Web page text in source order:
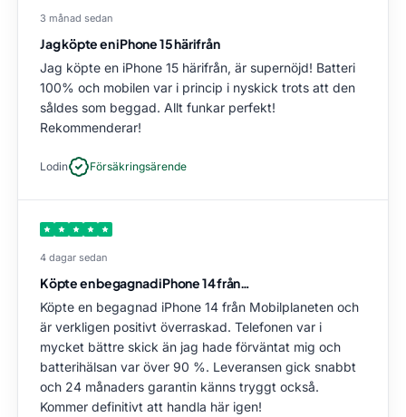
3 månad sedan
Jag köpte en iPhone 15 härifrån
Jag köpte en iPhone 15 härifrån, är supernöjd! Batteri
100% och mobilen var i princip i nyskick trots att den
såldes som beggad. Allt funkar perfekt!
Rekommenderar!
Lodin Försäkringsärende
4 dagar sedan
Köpte en begagnad iPhone 14 från…
Köpte en begagnad iPhone 14 från Mobilplaneten och
är verkligen positivt överraskad. Telefonen var i
mycket bättre skick än jag hade förväntat mig och
batterihälsan var över 90 %. Leveransen gick snabbt
och 24 månaders garantin känns tryggt också.
Kommer definitivt att handla här igen!